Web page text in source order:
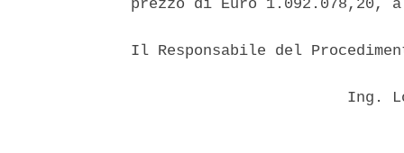
prezzo di Euro 1.092.078,20,
Il Responsabile del
Ing.